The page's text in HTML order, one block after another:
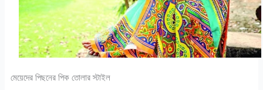
মেয়েদের পিছনের পিক তোলার স্টাইল